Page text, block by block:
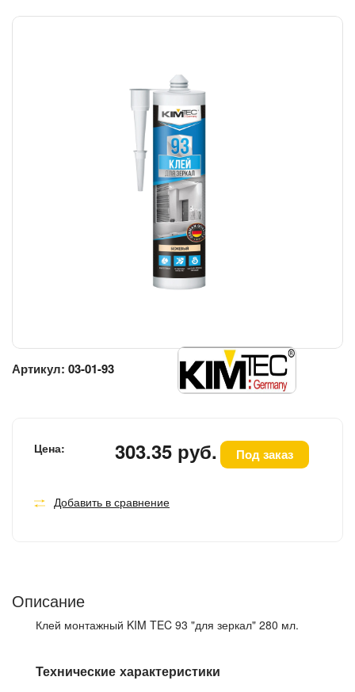
Артикул: 03-01-93
Цена: 303.35 руб. Под заказ
Добавить в сравнение
Описание
Клей монтажный KIM TEC 93 "для зеркал" 280 мл.
Технические характеристики